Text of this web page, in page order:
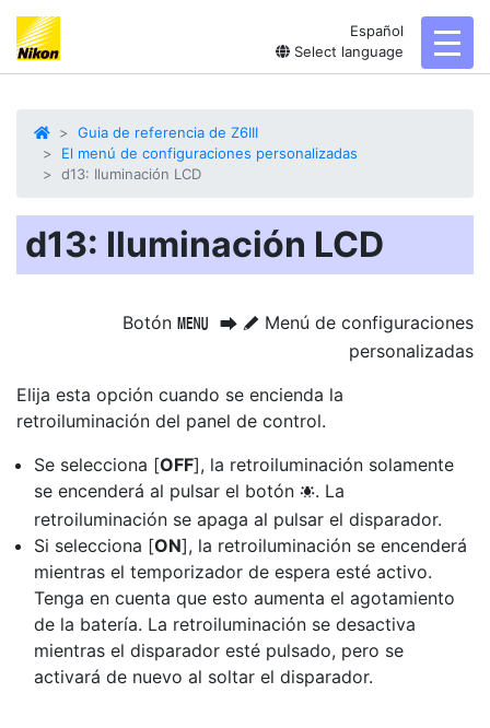
Español
Select language
Guia de referencia de Z6III
El menú de configuraciones personalizadas
d13: Iluminación LCD
d13: Iluminación LCD
Botón G U A Menú de configuraciones
personalizadas
Elija esta opción cuando se encienda la
retroiluminación del panel de control.
Se selecciona [OFF], la retroiluminación solamente
se encenderá al pulsar el botón D. La
retroiluminación se apaga al pulsar el disparador.
Si selecciona [ON], la retroiluminación se encenderá
mientras el temporizador de espera esté activo.
Tenga en cuenta que esto aumenta el agotamiento
de la batería. La retroiluminación se desactiva
mientras el disparador esté pulsado, pero se
activará de nuevo al soltar el disparador.